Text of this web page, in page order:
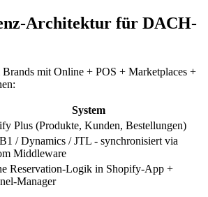
Architektur für DACH-
mit Online + POS + Marketplaces +
System
Plus (Produkte, Kunden, Bestellungen)
/ Dynamics / JTL - synchronisiert via
Middleware
Reservation-Logik in Shopify-App +
Manager